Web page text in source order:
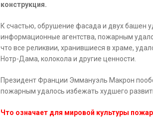
конструкция.
К счастью, обрушение фасада и двух башен
информационные агентства, пожарным
что все реликвии, хранившиеся в храме,
Нотр-Дама, колокола и другие ценности.
Президент Франции Эммануэль Макрон
пожарным удалось избежать худшего
Что означает для мировой культуры